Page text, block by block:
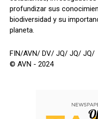
profundizar sus
biodiversidad y su
planeta.
FIN/AVN/ DV/ JQ/ JQ/ JQ/
© AVN - 2024